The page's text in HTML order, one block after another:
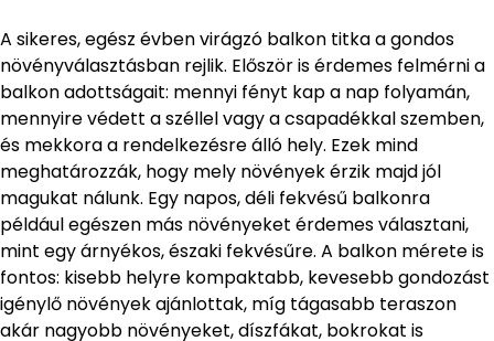
A sikeres, egész évben virágzó balkon titka a gondos
növényválasztásban rejlik. Először is érdemes felmérni a
balkon adottságait: mennyi fényt kap a nap folyamán,
mennyire védett a széllel vagy a csapadékkal szemben,
és mekkora a rendelkezésre álló hely. Ezek mind
meghatározzák, hogy mely növények érzik majd jól
magukat nálunk. Egy napos, déli fekvésű balkonra
például egészen más növényeket érdemes választani,
mint egy árnyékos, északi fekvésűre. A balkon mérete is
fontos: kisebb helyre kompaktabb, kevesebb gondozást
igénylő növények ajánlottak, míg tágasabb teraszon
akár nagyobb növényeket, díszfákat, bokrokat is